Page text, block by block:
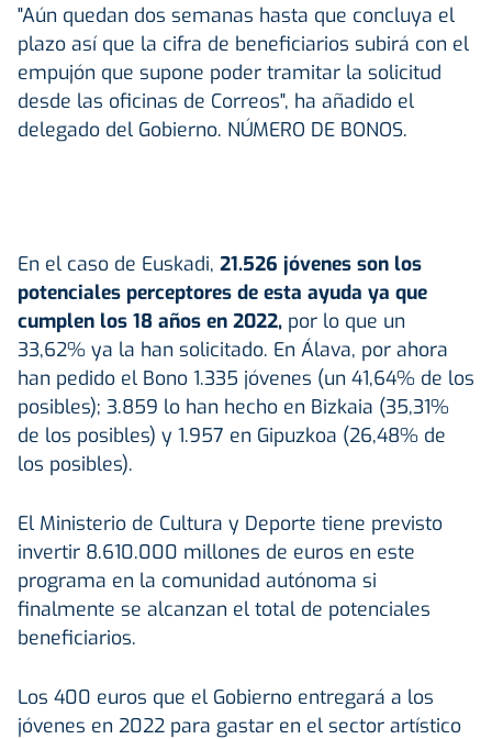
"Aún quedan dos semanas hasta que concluya el
plazo así que la cifra de beneficiarios subirá con el
empujón que supone poder tramitar la solicitud
desde las oficinas de Correos", ha añadido el
delegado del Gobierno. NÚMERO DE BONOS.
En el caso de Euskadi, 21.526 jóvenes son los
potenciales perceptores de esta ayuda ya que
cumplen los 18 años en 2022, por lo que un
33,62% ya la han solicitado. En Álava, por ahora
han pedido el Bono 1.335 jóvenes (un 41,64% de los
posibles); 3.859 lo han hecho en Bizkaia (35,31%
de los posibles) y 1.957 en Gipuzkoa (26,48% de
los posibles).
El Ministerio de Cultura y Deporte tiene previsto
invertir 8.610.000 millones de euros en este
programa en la comunidad autónoma si
finalmente se alcanzan el total de potenciales
beneficiarios.
Los 400 euros que el Gobierno entregará a los
jóvenes en 2022 para gastar en el sector artístico